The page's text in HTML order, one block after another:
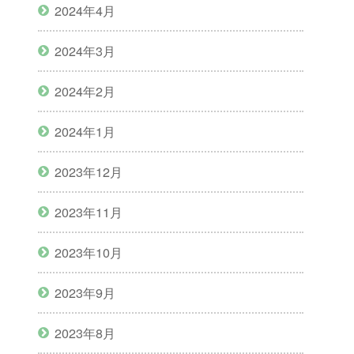
2024年4月
2024年3月
2024年2月
2024年1月
2023年12月
2023年11月
2023年10月
2023年9月
2023年8月